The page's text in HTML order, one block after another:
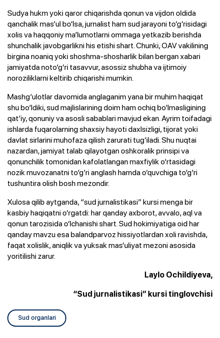
Sudya hukm yoki qaror chiqarishda qonun va vijdon oldida
qanchalik mas’ul bo‘lsa, jurnalist ham sud jarayoni to‘g‘risidagi
xolis va haqqoniy ma’lumotlarni ommaga yetkazib berishda
shunchalik javobgarlikni his etishi shart. Chunki, OAV vakilining
birgina noaniq yoki shoshma-shosharlik bilan bergan xabari
jamiyatda noto‘g‘ri tasavvur, asossiz shubha va ijtimoiy
noroziliklarni keltirib chiqarishi mumkin.
Mashg‘ulotlar davomida anglaganim yana bir muhim haqiqat
shu bo‘ldiki, sud majlislarining doim ham ochiq bo‘lmasligining
qat’iy, qonuniy va asosli sabablari mavjud ekan. Ayrim toifadagi
ishlarda fuqarolarning shaxsiy hayoti daxlsizligi, tijorat yoki
davlat sirlarini muhofaza qilish zarurati tug‘iladi. Shu nuqtai
nazardan, jamiyat talab qilayotgan oshkoralik prinsipi va
qonunchilik tomonidan kafolatlangan maxfiylik o‘rtasidagi
nozik muvozanatni to‘g‘ri anglash hamda o‘quvchiga to‘g‘ri
tushuntira olish bosh mezondir.
Xulosa qilib aytganda, “sud jurnalistikasi” kursi menga bir
kasbiy haqiqatni o‘rgatdi: har qanday axborot, avvalo, aql va
qonun tarozisida o‘lchanishi shart. Sud hokimiyatiga oid har
qanday mavzu esa balandparvoz hissiyotlardan xoli ravishda,
faqat xolislik, aniqlik va yuksak mas’uliyat mezoni asosida
yoritilishi zarur.
Laylo Ochildiyeva,
“Sud jurnalistikasi” kursi tinglovchisi
Sud organlari